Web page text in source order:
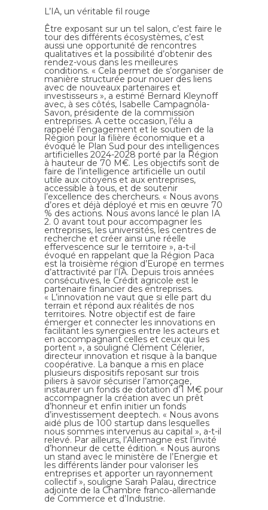
L’IA, un véritable fil rouge
Être exposant sur un tel salon, c’est faire le
tour des différents écosystèmes, c’est
aussi une opportunité de rencontres
qualitatives et la possibilité d’obtenir des
rendez-vous dans les meilleures
conditions. « Cela permet de s’organiser de
manière structurée pour nouer des liens
avec de nouveaux partenaires et
investisseurs », a estimé Bernard Kleynoff
avec, à ses côtés, Isabelle Campagnola-
Savon, présidente de la commission
entreprises. A cette occasion, l’élu a
rappelé l’engagement et le soutien de la
Région pour la filière économique et a
évoqué le Plan Sud pour des intelligences
artificielles 2024-2028 porté par la Région
à hauteur de 70 M€. Les objectifs sont de
faire de l’intelligence artificielle un outil
utile aux citoyens et aux entreprises,
accessible à tous, et de soutenir
l’excellence des chercheurs. « Nous avons
d’ores et déjà déployé et mis en œuvre 70
% des actions. Nous avons lancé le plan IA
2. 0 avant tout pour accompagner les
entreprises, les universités, les centres de
recherche et créer ainsi une réelle
effervescence sur le territoire », a-t-il
évoqué en rappelant que la Région Paca
est la troisième région d’Europe en termes
d’attractivité par l’IA. Depuis trois années
consécutives, le Crédit agricole est le
partenaire financier des entreprises.
« L’innovation ne vaut que si elle part du
terrain et répond aux réalités de nos
territoires. Notre objectif est de faire
émerger et connecter les innovations en
facilitant les synergies entre les acteurs et
en accompagnant celles et ceux qui les
portent », a souligné Clément Célerier,
directeur innovation et risque à la banque
coopérative. La banque a mis en place
plusieurs dispositifs reposant sur trois
piliers à savoir sécuriser l’amorçage,
instaurer un fonds de dotation d’1 M€ pour
accompagner la création avec un prêt
d’honneur et enfin initier un fonds
d’investissement deeptech. « Nous avons
aidé plus de 100 startup dans lesquelles
nous sommes intervenus au capital », a-t-il
relevé. Par ailleurs, l’Allemagne est l’invité
d’honneur de cette édition. « Nous aurons
un stand avec le ministère de l’Energie et
les différents länder pour valoriser les
entreprises et apporter un rayonnement
collectif », souligne Sarah Palau, directrice
adjointe de la Chambre franco-allemande
de Commerce et d’Industrie.